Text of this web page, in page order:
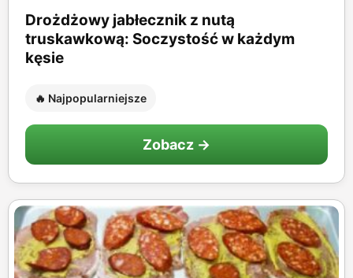
Drożdżowy jabłecznik z nutą
truskawkową: Soczystość w każdym
kęsie
🔥 Najpopularniejsze
Zobacz →